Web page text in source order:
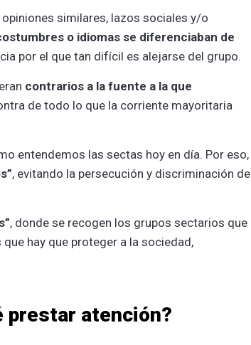
similares, lazos sociales y/o
o idiomas se diferenciaban de
por el que tan difícil es alejarse del grupo.
contrarios a la fuente a la que
de todo lo que la corriente mayoritaria
entendemos las sectas hoy en día. Por eso,
, evitando la persecución y discriminación de
, donde se recogen los grupos sectarios que
hay que proteger a la sociedad,
prestar atención?